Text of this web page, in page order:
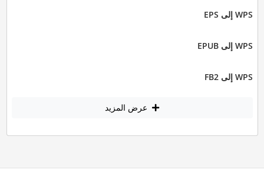
WPS إلى EPS
WPS إلى EPUB
WPS إلى FB2
عرض المزيد